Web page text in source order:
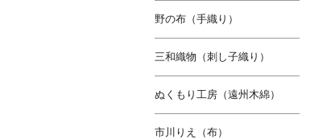
野の布（手織り）
三和織物（刺し子織り）
ぬくもり工房（遠州木綿）
市川りえ（布）